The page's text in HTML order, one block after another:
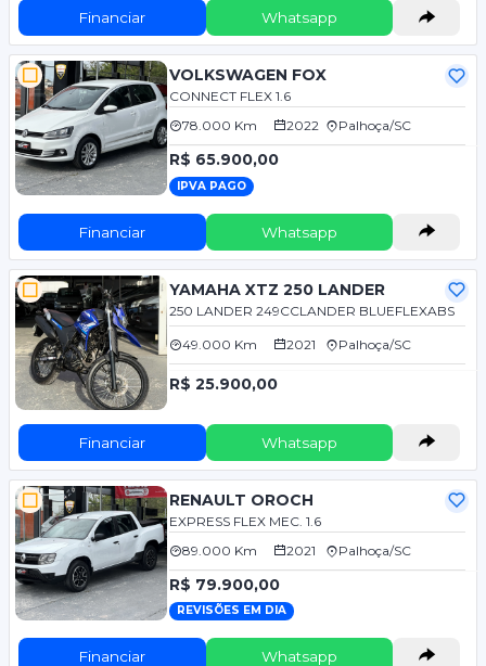
Financiar Whatsapp
VOLKSWAGEN FOX
CONNECT FLEX 1.6
78.000 Km
2022 Palhoça/SC
R$ 65.900,00
IPVA PAGO
Financiar Whatsapp
YAMAHA XTZ 250 LANDER
250 LANDER 249CCLANDER BLUEFLEXABS
49.000 Km 2021 Palhoça/SC
R$ 25.900,00
Financiar Whatsapp
RENAULT OROCH
EXPRESS FLEX MEC. 1.6
89.000 Km
2021 Palhoça/SC
R$ 79.900,00
REVISÕES EM DIA
Financiar Whatsapp